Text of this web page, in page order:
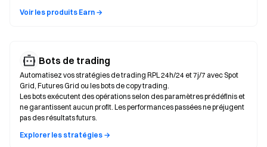
Voir les produits Earn →
Bots de trading
Automatisez vos stratégies de trading RPL 24h/24 et 7j/7 avec Spot
Grid, Futures Grid ou les bots de copy trading.
Les bots exécutent des opérations selon des paramètres prédéfinis et
ne garantissent aucun profit. Les performances passées ne préjugent
pas des résultats futurs.
Explorer les stratégies →